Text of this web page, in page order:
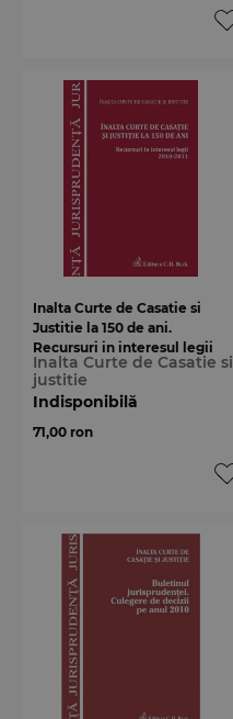
Inalta Curte de Casatie si
Justitie la 150 de ani.
Recursuri in interesul legii
2010-2011
Inalta Curte de Casatie si
justitie
Indisponibilă
71,00 ron